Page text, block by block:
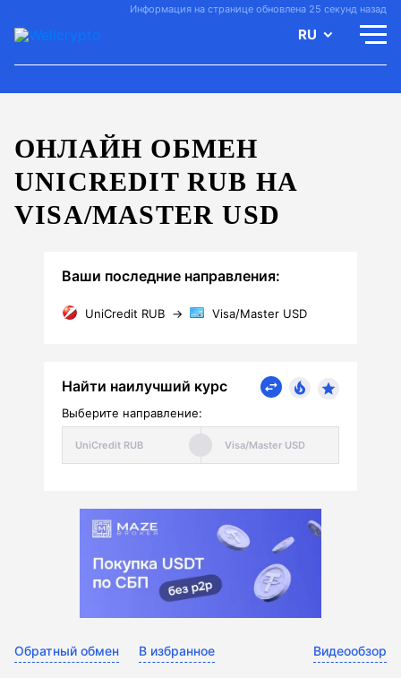
Информация на странице обновлена 25 секунд назад
RU
ОНЛАЙН ОБМЕН
UNICREDIT RUB НА
VISA/MASTER USD
Ваши последние направления:
UniCredit RUB → Visa/Master USD
Найти наилучший курс
Выберите направление:
Обратный обмен В избранное Видеообзор